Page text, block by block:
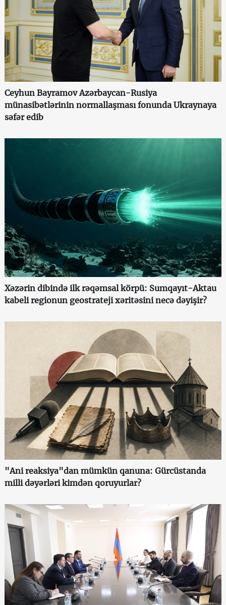
Ceyhun Bayramov Azərbaycan-Rusiya
münasibətlərinin normallaşması fonunda Ukraynaya
səfər edib
Xəzərin dibində ilk rəqəmsal körpü: Sumqayıt-Aktau
kabeli regionun geostrateji xəritəsini necə dəyişir?
"Ani reaksiya"dan mümkün qanuna: Gürcüstanda
milli dəyərləri kimdən qoruyurlar?